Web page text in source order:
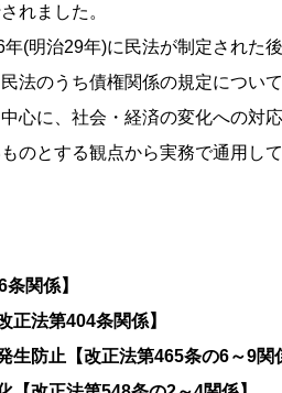
れました。
(明治29年)に民法が制定された
法のうち債権関係の規定につい
心に、社会・経済の変化への対
のとする観点から実務で通用し
関係】
正法第404条関係】
防止【改正法第465条の6～9関